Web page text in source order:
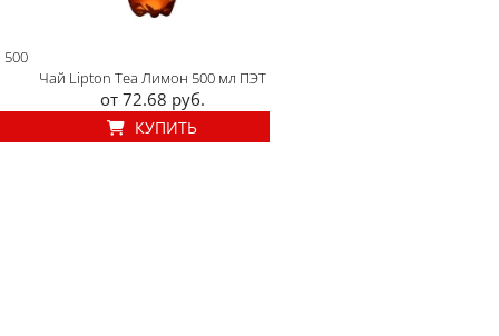
Чай Lipton Tea Лимон 500 мл ПЭТ
от 72.68 руб.
КУПИТЬ